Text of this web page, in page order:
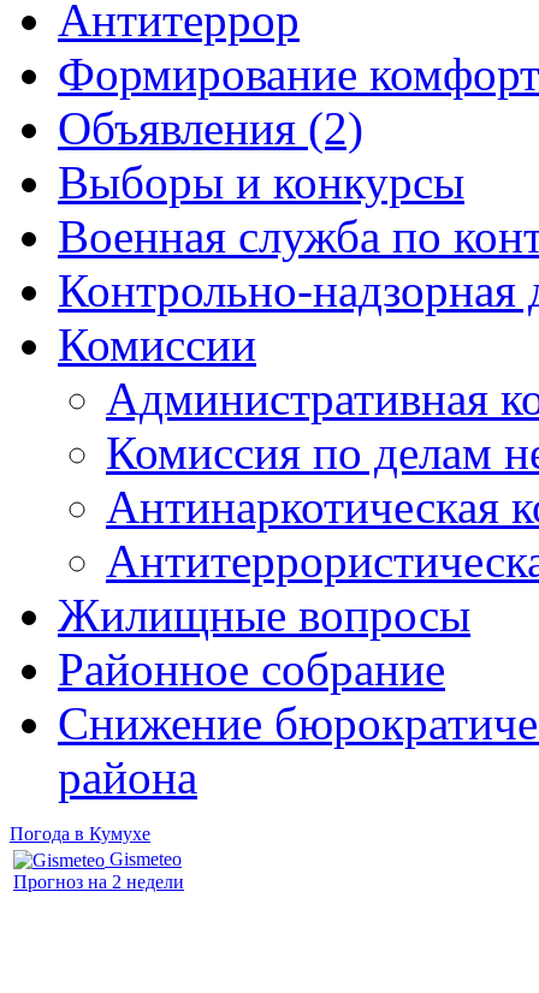
Антитеррор
Формирование
Объявления (2)
Выборы и конкурсы
Военная служба по
Контрольно-надзорная
Комиссии
Административная
Комиссия по делам
Антинаркотическая
Жилищные вопросы
Районное собрание
Снижение
района
Погода в Кумухе
Gismeteo
Прогноз на 2 недели